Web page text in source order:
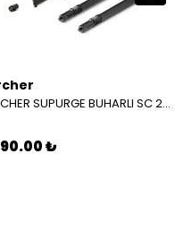
KARCHER SUPURGE BUHARLI SC 2 EASYFIX EU BEYAZ 15126000
₺